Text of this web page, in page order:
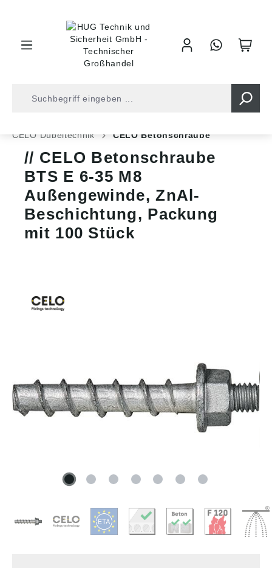
CELO Dübeltechnik
CELO Betonschraube
CELO Betonschraube
BTS E 6-35 M8
Außengewinde, ZnAl-
Beschichtung, Packung
mit 100 Stück